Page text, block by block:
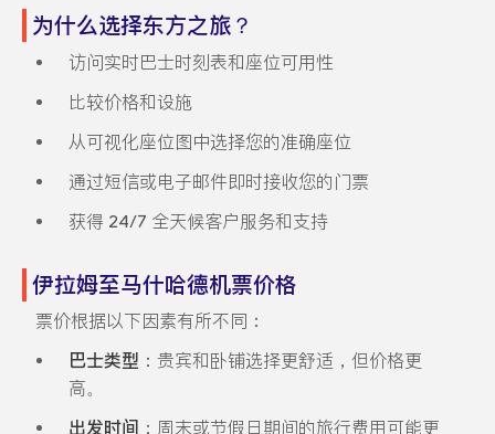
为什么选择东方之旅？
访问实时巴士时刻表和座位可用性
比较价格和设施
从可视化座位图中选择您的准确座位
通过短信或电子邮件即时接收您的门票
获得 24/7 全天候客户服务和支持
伊拉姆至马什哈德机票价格
票价根据以下因素有所不同：
巴士类型 ：贵宾和卧铺选择更舒适，但价格更
高。
出发时间 ：周末或节假日期间的旅行费用可能更